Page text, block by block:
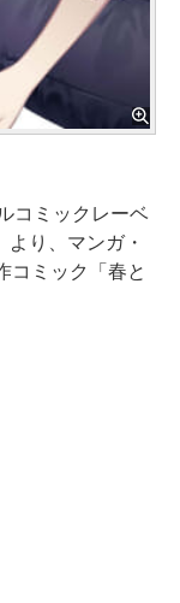
コミックレーベ
り、マンガ・
コミック「春と